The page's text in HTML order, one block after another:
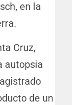
en la
Cruz,
autopsia
de un